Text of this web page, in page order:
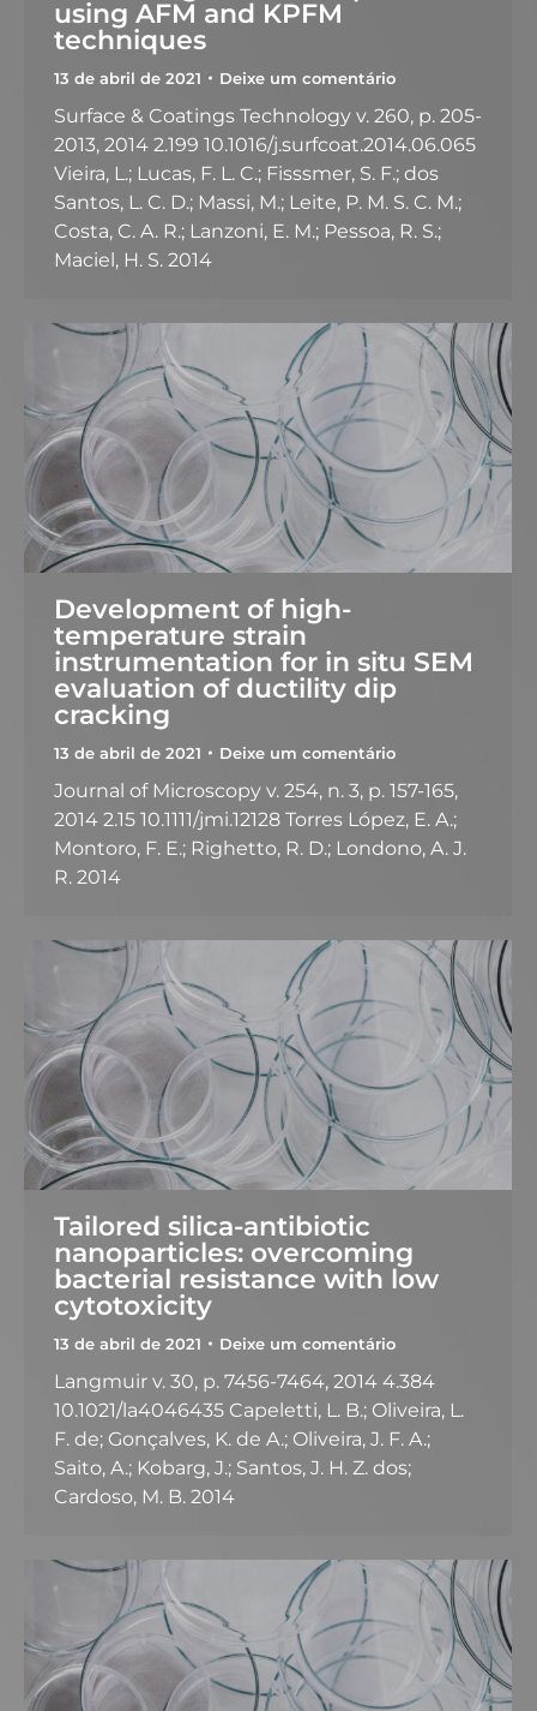
using AFM and KPFM
techniques
13 de abril de 2021 Deixe um comentário
Surface & Coatings Technology v. 260, p. 205-
2013, 2014 2.199 10.1016/j.surfcoat.2014.06.065
Vieira, L.; Lucas, F. L. C.; Fisssmer, S. F.; dos
Santos, L. C. D.; Massi, M.; Leite, P. M. S. C. M.;
Costa, C. A. R.; Lanzoni, E. M.; Pessoa, R. S.;
Maciel, H. S. 2014
Development of high-
temperature strain
instrumentation for in situ SEM
evaluation of ductility dip
cracking
13 de abril de 2021 Deixe um comentário
Journal of Microscopy v. 254, n. 3, p. 157-165,
2014 2.15 10.1111/jmi.12128 Torres López, E. A.;
Montoro, F. E.; Righetto, R. D.; Londono, A. J.
R. 2014
Tailored silica-antibiotic
nanoparticles: overcoming
bacterial resistance with low
cytotoxicity
13 de abril de 2021 Deixe um comentário
Langmuir v. 30, p. 7456-7464, 2014 4.384
10.1021/la4046435 Capeletti, L. B.; Oliveira, L.
F. de; Gonçalves, K. de A.; Oliveira, J. F. A.;
Saito, A.; Kobarg, J.; Santos, J. H. Z. dos;
Cardoso, M. B. 2014